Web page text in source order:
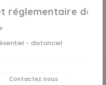
réglementaire de
- distanciel
Contactez nous